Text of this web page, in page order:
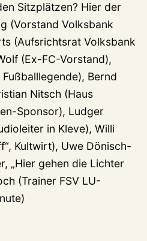
Sitzplätzen? Hier der
(Vorstand Volksbank
(Aufsrichtsrat Volksbank
(Ex-FC-Vorstand),
Bernd
Nitsch (Haus
Sponsor), Ludger
in Kleve), Willi
Kultwirt), Uwe Dönisch-
„Hier gehen die Lichter
(Trainer FSV LU-